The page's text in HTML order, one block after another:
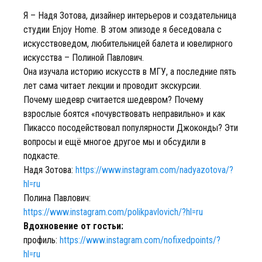
Я – Надя Зотова, дизайнер интерьеров и создательница
студии Enjoy Home. В этом эпизоде я беседовала с
искусствоведом, любительницей балета и ювелирного
искусства – Полиной Павлович.
Она изучала историю искусств в МГУ, а последние пять
лет сама читает лекции и проводит экскурсии.
Почему шедевр считается шедевром? Почему
взрослые боятся «почувствовать неправильно» и как
Пикассо посодействовал популярности Джоконды? Эти
вопросы и ещё многое другое мы и обсудили в
подкасте.
Надя Зотова: https://www.instagram.com/nadyazotova/?
hl=ru
Полина Павлович:
https://www.instagram.com/polikpavlovich/?hl=ru
Вдохновение от гостьи:
профиль: https://www.instagram.com/nofixedpoints/?
hl=ru